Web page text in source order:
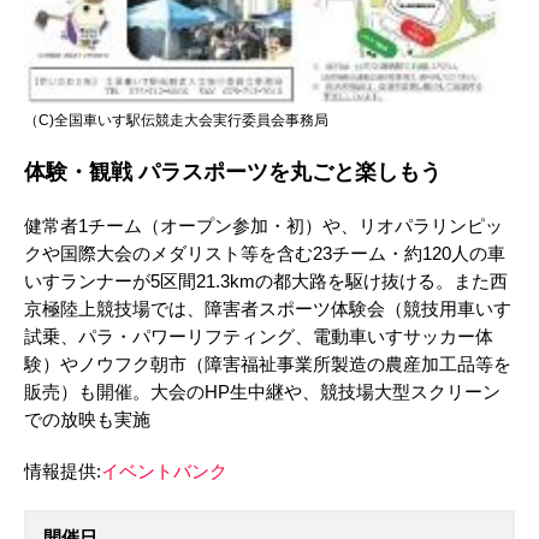
（C)全国車いす駅伝競走大会実行委員会事務局
体験・観戦 パラスポーツを丸ごと楽しもう
健常者1チーム（オープン参加・初）や、リオパラリンピッ
クや国際大会のメダリスト等を含む23チーム・約120人の車
いすランナーが5区間21.3kmの都大路を駆け抜ける。また西
京極陸上競技場では、障害者スポーツ体験会（競技用車いす
試乗、パラ・パワーリフティング、電動車いすサッカー体
験）やノウフク朝市（障害福祉事業所製造の農産加工品等を
販売）も開催。大会のHP生中継や、競技場大型スクリーン
での放映も実施
情報提供:イベントバンク